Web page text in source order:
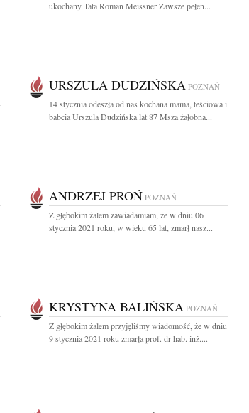
ukochany Tata Roman Meissner Zawsze pełen...
URSZULA DUDZIŃSKA POZNAŃ
14 stycznia odeszła od nas kochana mama, teściowa i
babcia Urszula Dudzińska lat 87 Msza żałobna...
ANDRZEJ PROŃ POZNAŃ
Z głębokim żalem zawiadamiam, że w dniu 06
stycznia 2021 roku, w wieku 65 lat, zmarł nasz...
KRYSTYNA BALIŃSKA POZNAŃ
Z głębokim żalem przyjęliśmy wiadomość, że w dniu
9 stycznia 2021 roku zmarła prof. dr hab. inż....